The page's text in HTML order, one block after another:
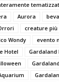
Aurora
creature più
Wondy
evento
Hotel
Gardaland